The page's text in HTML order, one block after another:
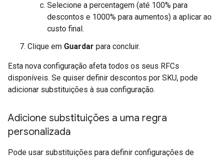
Selecione a percentagem (até 100% para
descontos e 1000% para aumentos) a aplicar ao
custo final.
Clique em Guardar para concluir.
Esta nova configuração afeta todos os seus RFCs
disponíveis. Se quiser definir descontos por SKU, pode
adicionar substituições à sua configuração.
Adicione substituições a uma regra
personalizada
Pode usar substituições para definir configurações de